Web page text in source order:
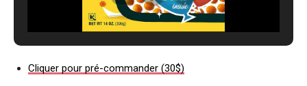
Cliquer pour pré-commander (30$)